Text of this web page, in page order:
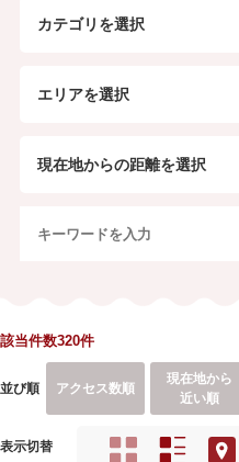
カテゴリを選択
エリアを選択
現在地からの距離を選択
該当件数320件
並び順 アクセス数順
現在地から
近い順
表示切替